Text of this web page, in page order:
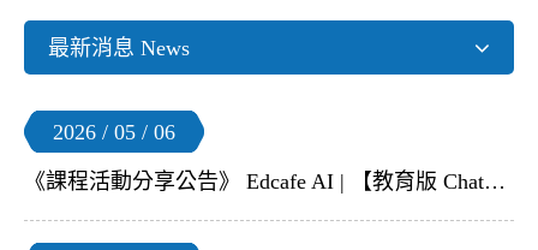
最新消息 News
2026 / 05 / 06
《課程活動分享公告》 Edcafe AI | 【教育版 ChatGPT–Edcafe AI】5 月免費線上教師研習